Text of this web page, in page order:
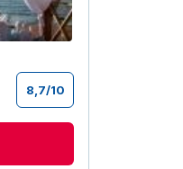
8,7/10